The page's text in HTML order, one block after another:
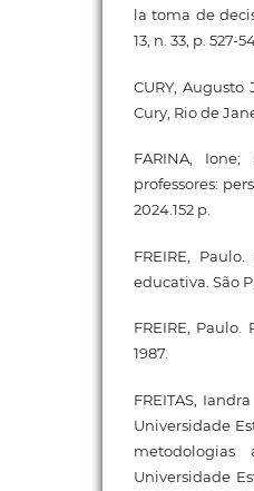
la toma de
13, n. 33, p. 527-
CURY, Augusto
Cury, Rio de
FARINA,
professores:
2024.152 p.
FREIRE,
educativa. São
FREIRE,
1987.
FREITAS,
Universidade
metodologias
Universidade